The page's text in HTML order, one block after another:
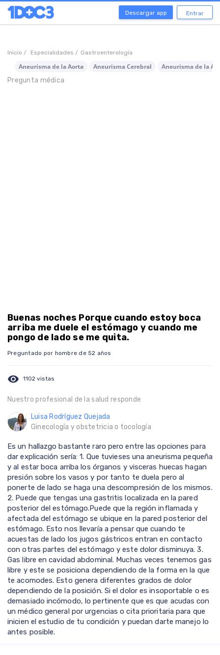
Descargar app Entrar
Inicio / Especialidades / Gastroenterología
Aneurisma de la Aorta Aneurisma Cerebral
Aneurisma de la
Pregunta médica
Buenas noches Porque cuando estoy boca
arriba me duele el estómago y cuando me
pongo de lado se me quita.
Preguntado por hombre de 52 años
visibility 1102 vistas
Nuestro profesional de la salud responde
Luisa Rodríguez Quejada
Ginecología y obstetricia o tocología
Es un hallazgo bastante raro pero entre las opciones para
dar explicación sería: 1. Que tuvieses una aneurisma pequeña
y al estar boca arriba los órganos y visceras huecas hagan
presión sobre los vasos y por tanto te duela pero al
ponerte de lado se haga una descompresión de los mismos.
2. Puede que tengas una gastritis localizada en la pared
posterior del estómago.Puede que la región inflamada y
afectada del estómago se ubique en la pared posterior del
estómago. Esto nos llevaría a pensar que cuando te
acuestas de lado los jugos gástricos entran en contacto
con otras partes del estómago y este dolor disminuya. 3.
Gas libre en cavidad abdominal. Muchas veces tenemos gas
libre y este se posiciona dependiendo de la forma en la que
te acomodes. Esto genera diferentes grados de dolor
dependiendo de la posición. Si el dolor es insoportable o es
demasiado incómodo, lo pertinente que es que acudas con
un médico general por urgencias o cita prioritaria para que
inicien el estudio de tu condición y puedan darte manejo lo
antes posible.